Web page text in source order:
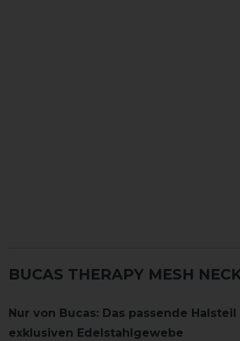
BUCAS THERAPY MESH
Nur von Bucas: Das passende
exklusiven Edelstahlgewebe